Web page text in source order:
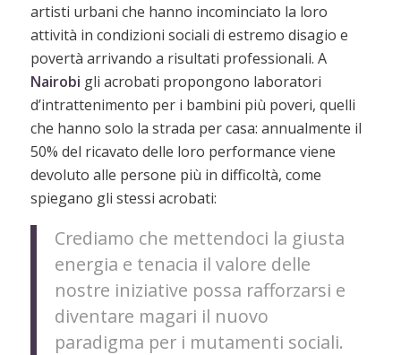
artisti urbani che hanno incominciato la loro
attività in condizioni sociali di estremo disagio e
povertà arrivando a risultati professionali. A
Nairobi gli acrobati propongono laboratori
d’intrattenimento per i bambini più poveri, quelli
che hanno solo la strada per casa: annualmente il
50% del ricavato delle loro performance viene
devoluto alle persone più in difficoltà, come
spiegano gli stessi acrobati:
Crediamo che mettendoci la giusta
energia e tenacia il valore delle
nostre iniziative possa rafforzarsi e
diventare magari il nuovo
paradigma per i mutamenti sociali.